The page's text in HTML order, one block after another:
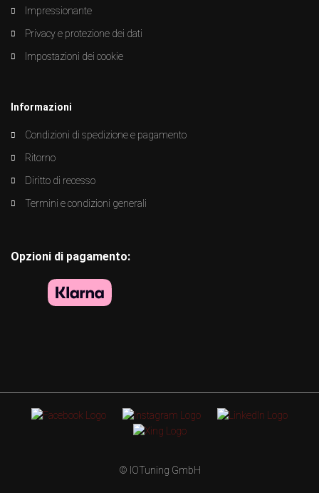
Impressionante
Privacy e protezione dei dati
Impostazioni dei cookie
Informazioni
Condizioni di spedizione e pagamento
Ritorno
Diritto di recesso
Termini e condizioni generali
Opzioni di pagamento:
© IOTuning GmbH